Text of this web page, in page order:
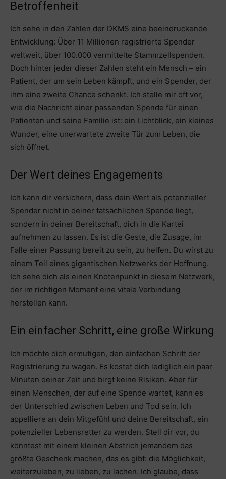
Betroffenheit
Ich sehe in den Zahlen der DKMS eine beeindruckende
Entwicklung: Über 11 Millionen registrierte Spender
weltweit, über 100.000 vermittelte Stammzellspenden.
Doch hinter jeder dieser Zahlen steht ein Mensch – ein
Patient, der um sein Leben kämpft, und ein Spender, der
ihm eine zweite Chance schenkt. Ich stelle mir oft vor,
wie die Nachricht einer passenden Spende für einen
Patienten und seine Familie ist: ein Lichtblick, ein kleines
Wunder, eine unerwartete zweite Tür zum Leben, die
sich öffnet.
Der Wert deines Engagements
Ich kann dir versichern, dass dein Wert als potenzieller
Spender nicht in deiner tatsächlichen Spende liegt,
sondern in deiner Bereitschaft, dich in die Kartei
aufnehmen zu lassen. Es ist die Geste, die Zusage, im
Falle einer Passung bereit zu sein, zu helfen. Du wirst zu
einem Teil eines gigantischen Netzwerks der Hoffnung.
Ich sehe dich als einen Knotenpunkt in diesem Netzwerk,
der im richtigen Moment eine vitale Verbindung
herstellen kann.
Ein einfacher Schritt, eine große Wirkung
Ich möchte dich ermutigen, den einfachen Schritt der
Registrierung zu wagen. Es kostet dich lediglich ein paar
Minuten deiner Zeit und birgt keine Risiken. Aber für
einen Menschen, der auf eine Spende wartet, kann es
der Unterschied zwischen Leben und Tod sein. Ich
appelliere an dein Mitgefühl und deine Bereitschaft, ein
potenzieller Lebensretter zu werden. Stell dir vor, du
könntest mit einem kleinen Abstrich jemandem das
größte Geschenk machen, das es gibt: die Möglichkeit,
weiterzuleben, zu lieben, zu lachen. Ich glaube, dass